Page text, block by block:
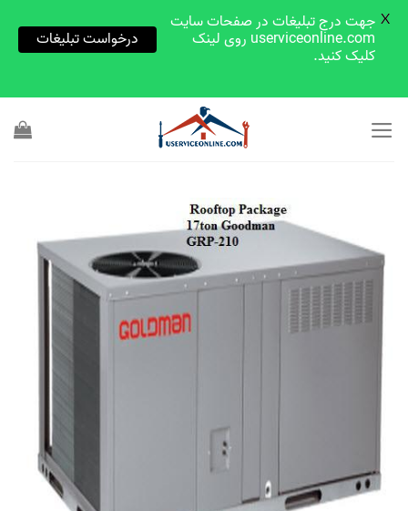
جهت درج تبلیغات در صفحات سایت
userviceonline.com روی لینک
کلیک کنید.
درخواست تبلیغات
X